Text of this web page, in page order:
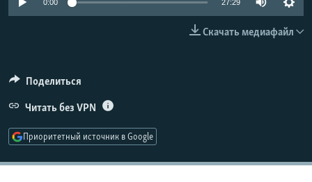
0:00 27:29
Скачать медиафайл
Поделиться
Читать без VPN
Приоритетный источник в Google